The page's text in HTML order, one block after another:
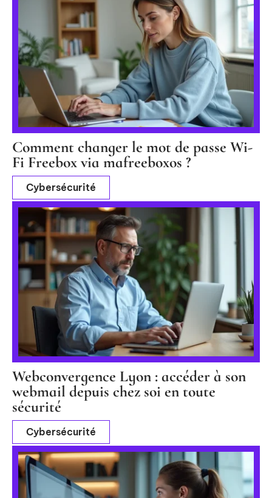
Comment changer le mot de passe Wi-
Fi Freebox via mafreeboxos ?
Cybersécurité
Webconvergence Lyon : accéder à son
webmail depuis chez soi en toute
sécurité
Cybersécurité